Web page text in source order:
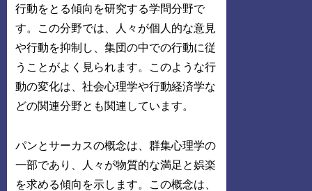
行動をとる傾向を研究する学問分野で
す。この分野では、人々が個人的な意見
や行動を抑制し、集団の中での行動に従
うことがよく見られます。このような行
動の変化は、社会心理学や行動経済学な
どの関連分野とも関連しています。
パンとサーカスの概念は、群集心理学の
一部であり、人々が物質的な満足と娯楽
を求める傾向を示します。この概念は、